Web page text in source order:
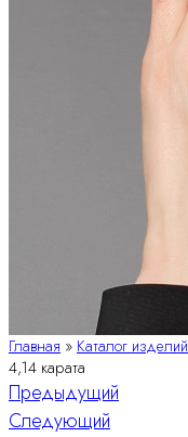
Главная » Каталог изделий
4,14 карата
Навигация
Предыдущий
Следующий